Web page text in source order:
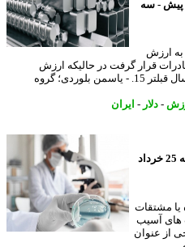
- سه
ارزش
قرار گرفت در حالیکه ارزش
صادراتی فولاد ضد زنگ ایران نسبت به سال قبلتر 15. - یاسمن بلوردی؛ گروه
-دلار-ایران
52 روز پیش - دوشنبه 25 خرداد
آسیب
عنوان